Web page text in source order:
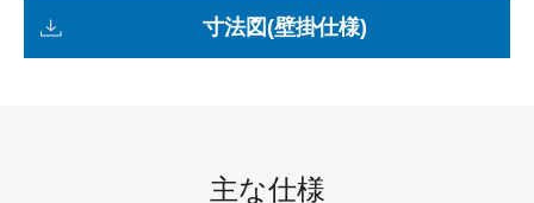
寸法図(壁掛仕様)
主な仕様